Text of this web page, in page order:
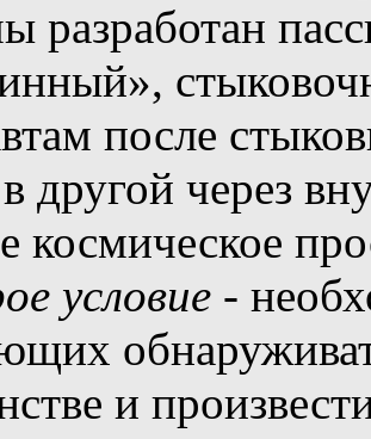
разработан
после
другой через
космическое
условие -
и